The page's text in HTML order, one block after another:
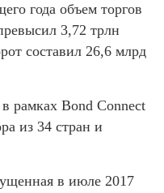
года объем торгов
3,72 трлн
составил 26,6 млрд
рамках Bond Connect
из 34 стран и
в июле 2017